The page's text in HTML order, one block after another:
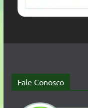
Fale Conosco